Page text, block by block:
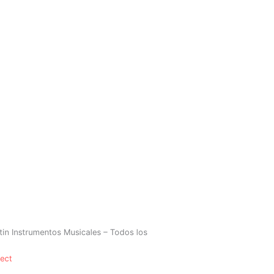
Instrumentos Musicales – Todos los